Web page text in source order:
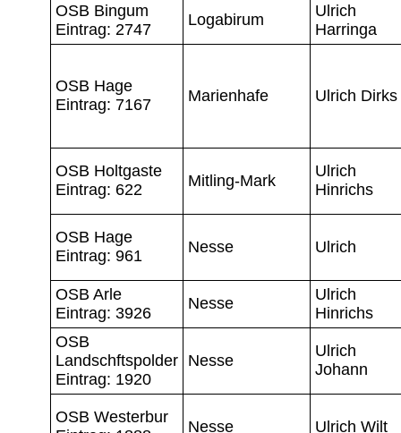
OSB Bingum
Eintrag: 2747
Logabirum
Ulrich
Harringa
OSB Hage
Eintrag: 7167
Marienhafe Ulrich Dirks
OSB Holtgaste
Eintrag: 622
Mitling-Mark
Ulrich
Hinrichs
OSB Hage
Eintrag: 961
Nesse Ulrich
OSB Arle
Eintrag: 3926
Nesse
Ulrich
Hinrichs
OSB
Landschftspolder
Eintrag: 1920
Nesse
Ulrich
Johann
OSB Westerbur
Nesse Ulrich Wilt